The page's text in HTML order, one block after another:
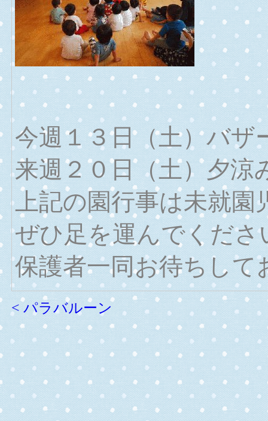
今週１３日（土）バ
来週２０日（土）夕
上記の園行事は未就園
ぜひ足を運んでくださ
保護者一同お待ちして
< パラバルーン